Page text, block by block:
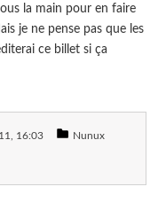
la main pour en faire
je ne pense pas que les
ce billet si ça
, 16:03 Nunux